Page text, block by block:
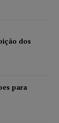
dos
para